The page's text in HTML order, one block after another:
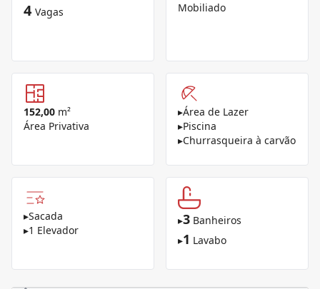
4 Vagas Mobiliado
152,00 m²
Área Privativa
▸Área de Lazer
▸Piscina
▸Churrasqueira à carvão
▸Sacada
▸1 Elevador
▸3 Banheiros
▸1 Lavabo